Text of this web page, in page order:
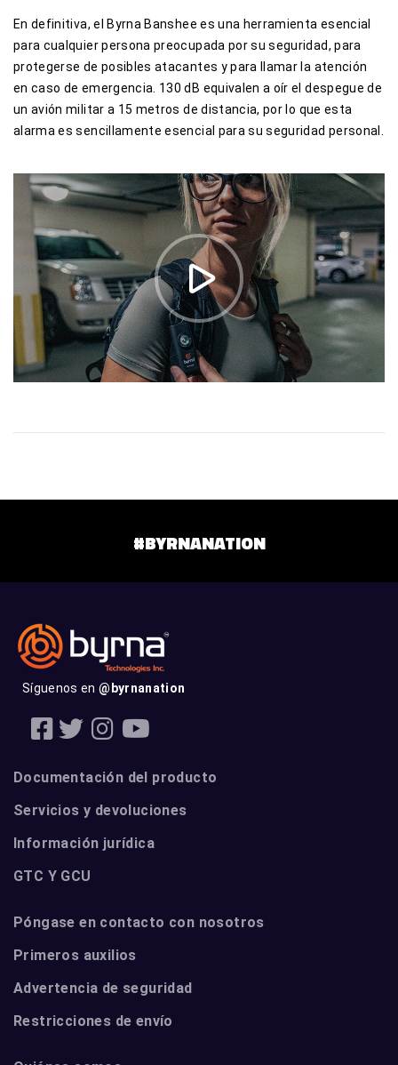
En definitiva, el Byrna Banshee es una herramienta esencial
para cualquier persona preocupada por su seguridad, para
protegerse de posibles atacantes y para llamar la atención
en caso de emergencia. 130 dB equivalen a oír el despegue de
un avión militar a 15 metros de distancia, por lo que esta
alarma es sencillamente esencial para su seguridad personal.
#BYRNANATION
Síguenos en@byrnanation
Documentación del producto
Servicios y devoluciones
Información jurídica
GTC Y GCU
Póngase en contacto con nosotros
Primeros auxilios
Advertencia de seguridad
Restricciones de envío